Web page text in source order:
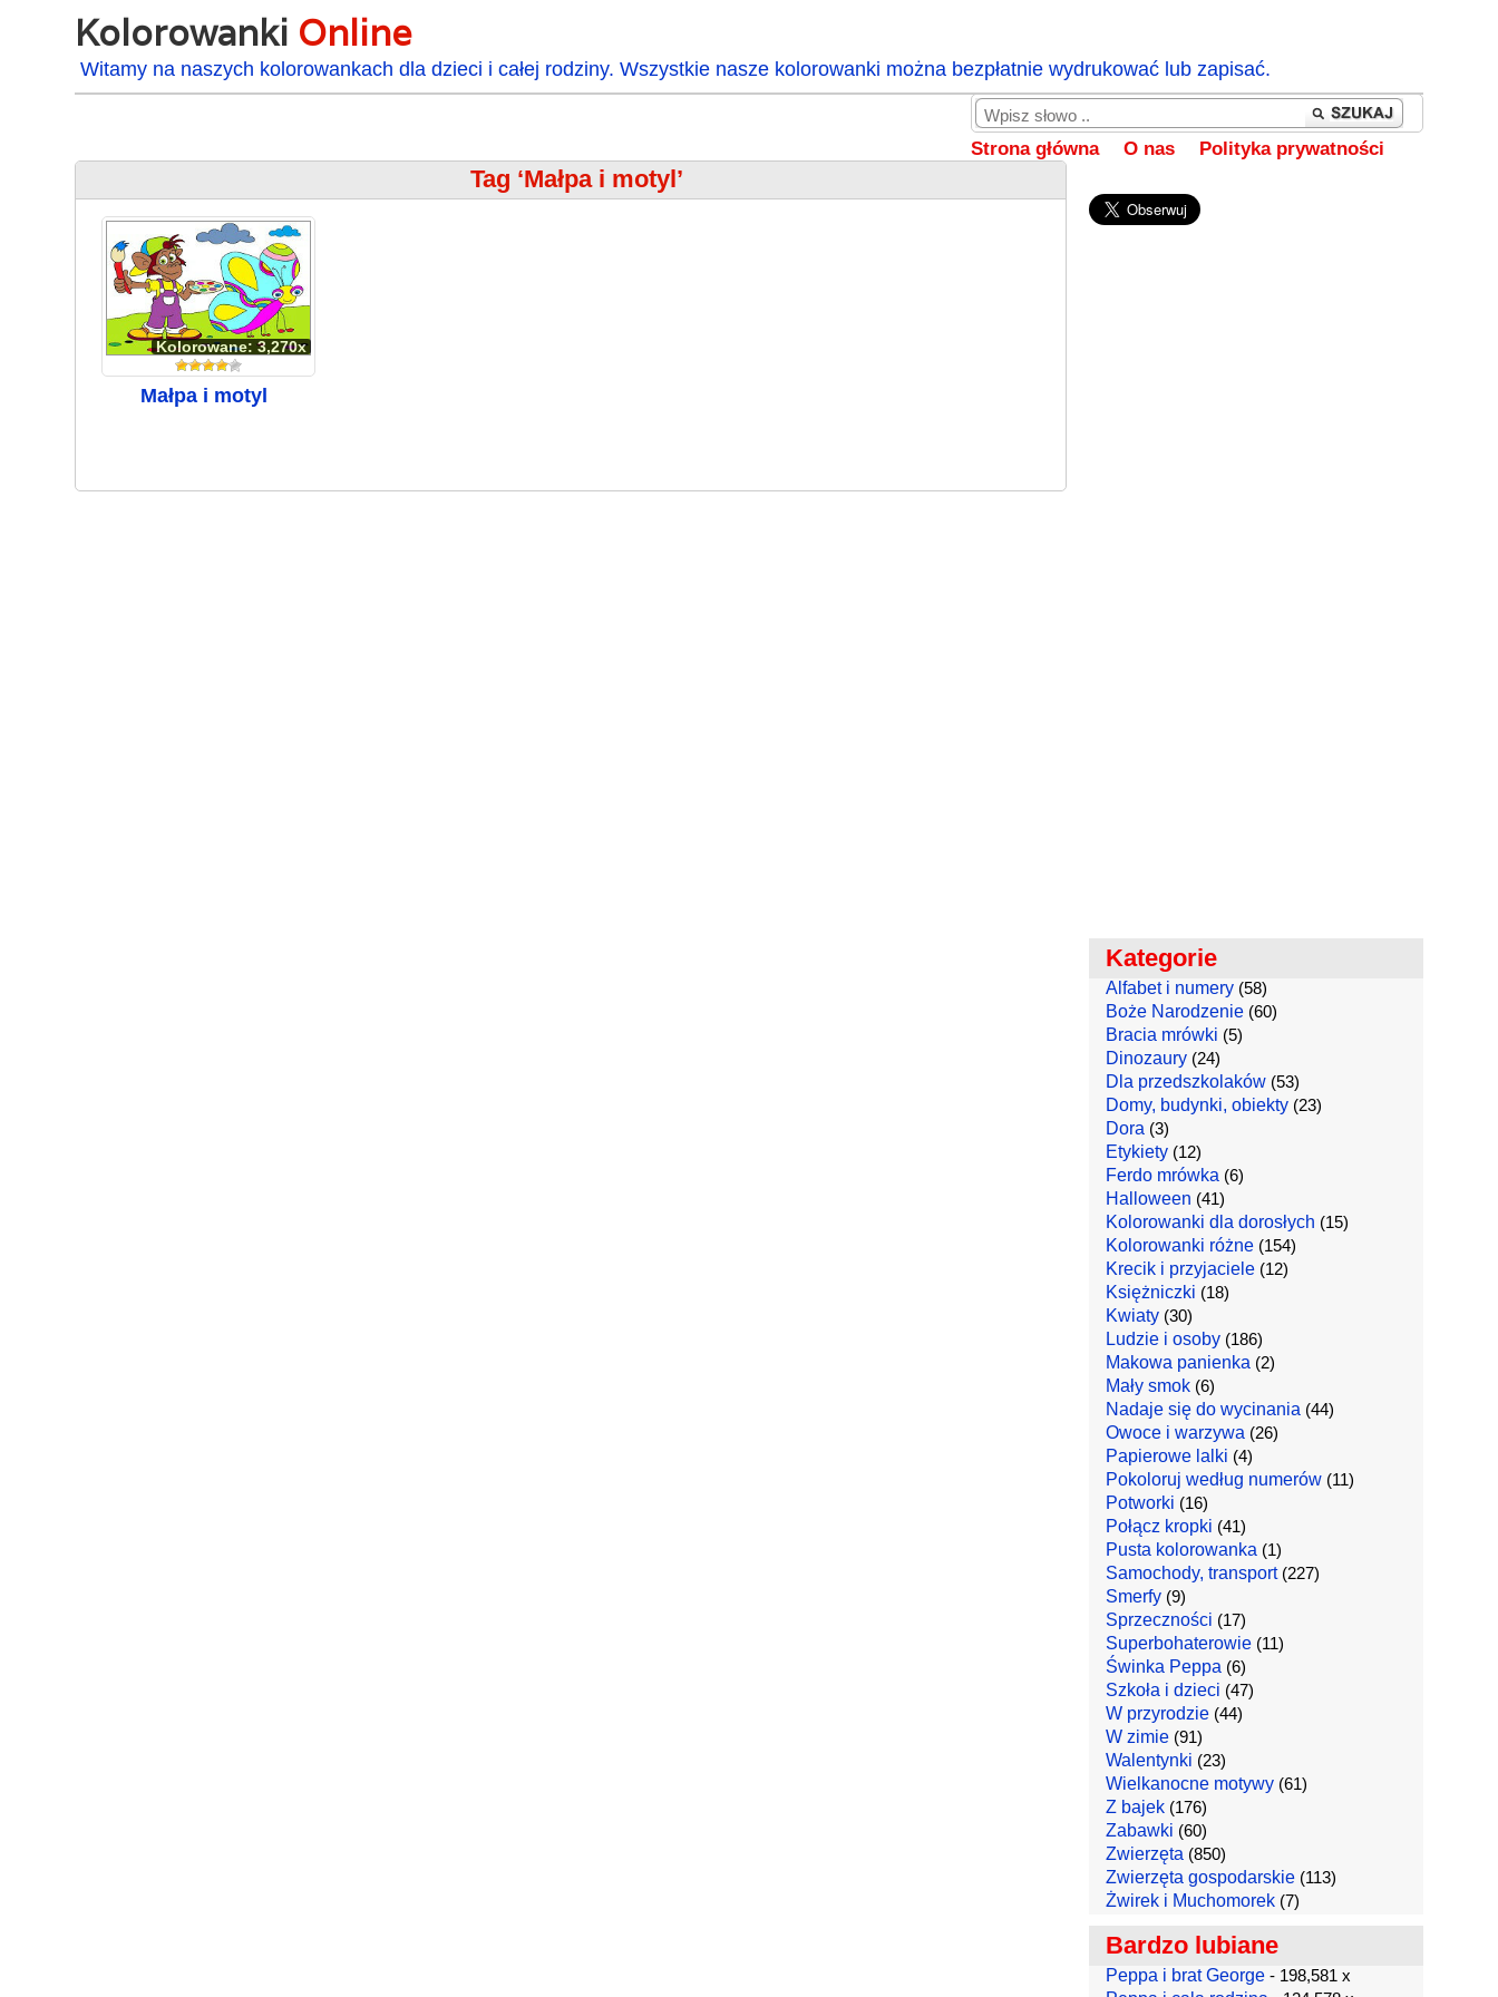
Kolorowanki Online
Witamy na naszych kolorowankach dla dzieci i całej rodziny. Wszystkie nasze kolorowanki można bezpłatnie wydrukować lub zapisać.
Strona główna O nas Polityka prywatności
Tag ‘Małpa i motyl’
Kolorowane: 3,270x
Małpa i motyl
Kategorie
Alfabet i numery(58)
Boże Narodzenie(60)
Bracia mrówki (5)
Dinozaury(24)
Dla przedszkolaków(53)
Domy, budynki, obiekty(23)
Dora (3)
Etykiety(12)
Ferdo mrówka (6)
Halloween (41)
Kolorowanki dla dorosłych (15)
Kolorowanki różne(154)
Krecik i przyjaciele(12)
Księżniczki (18)
Kwiaty(30)
Ludzie i osoby(186)
Makowa panienka (2)
Mały smok(6)
Nadaje się do wycinania (44)
Owoce i warzywa (26)
Papierowe lalki (4)
Pokoloruj według numerów(11)
Potworki (16)
Połącz kropki (41)
Pusta kolorowanka (1)
Samochody, transport(227)
Smerfy(9)
Sprzeczności (17)
Superbohaterowie(11)
Świnka Peppa (6)
Szkoła i dzieci (47)
W przyrodzie(44)
W zimie(91)
Walentynki (23)
Wielkanocne motywy(61)
Z bajek(176)
Zabawki (60)
Zwierzęta (850)
Zwierzęta gospodarskie(113)
Żwirek i Muchomorek(7)
Bardzo lubiane
Peppa i brat George- 198,581 x